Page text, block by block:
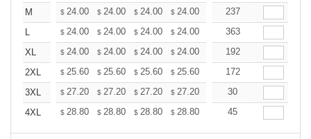
M $ 24.00 $ 24.00 $ 24.00 $ 24.00 24.00
237
L
$ 24.00 $ 24.00 $ 24.00 $ 24.00 24.00
363
XL
$ 24.00 $ 24.00 $ 24.00 $ 24.00 24.00
192
2XL
$ 25.60 $ 25.60 $ 25.60 $ 25.60 25.60
172
3XL
$ 27.20 $ 27.20 $ 27.20 $ 27.20 27.20
30
4XL
$ 28.80 $ 28.80 $ 28.80 $ 28.80 28.80
45